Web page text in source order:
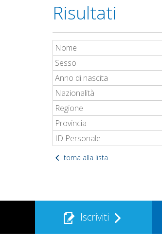
Risultati
Nome
Sesso
Anno di nascita
Nazionalità
Regione
Provincia
ID Personale
torna alla lista
Iscriviti